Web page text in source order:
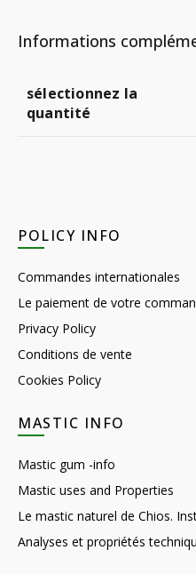
Informations
sélectionnez la
quantité
POLICY INFO
Commandes internationales
Le paiement de votre
Privacy Policy
Conditions de vente
Cookies Policy
MASTIC INFO
Mastic gum -info
Mastic uses and Properties
Le mastic naturel de Chios.
Analyses et propriétés